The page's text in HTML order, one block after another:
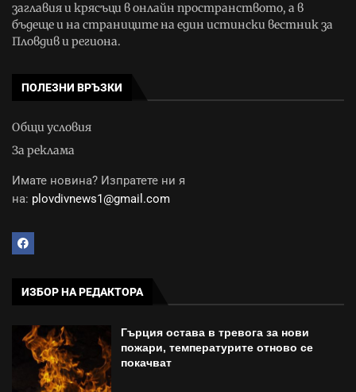
заглавия и крясъци в онлайн пространството, а в
бъдеще и на страниците на един истински вестник за
Пловдив и региона.
ПОЛЕЗНИ ВРЪЗКИ
Общи условия
За реклама
Имате новина? Изпратете ни я
на: plovdivnews1@gmail.com
ИЗБОР НА РЕДАКТОРА
Гърция остава в тревога за нови
пожари, температурите отново се
покачват